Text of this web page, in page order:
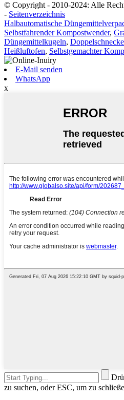
© Copyright - 2010-2024: Alle
- Seitenverzeichnis
Halbautomatische
Selbstfahrender Kompostwender,
Düngemittelkugeln,
Heißluftofen, Selbstgemachter
E-Mail senden
WhatsApp
x
zu suchen, oder ESC, um zu